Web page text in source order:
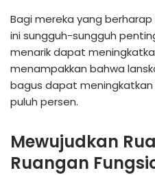
Bagi mereka yang
ini sungguh-sungguh
menarik dapat
menampakkan bahwa
bagus dapat
puluh persen.
Mewujudkan
Ruangan